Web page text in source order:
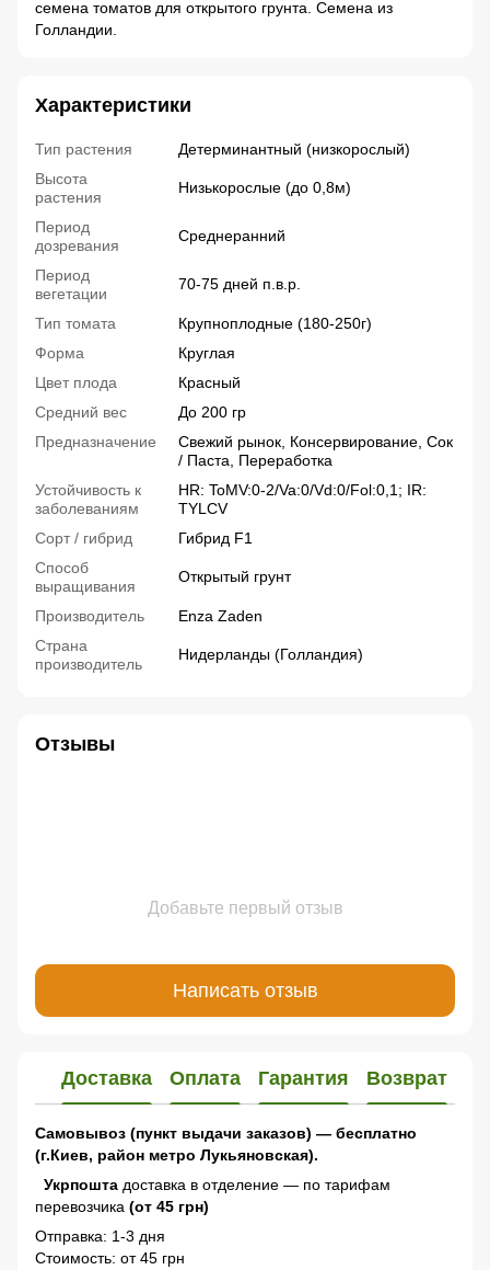
семена томатов для открытого грунта. Семена из
Голландии.
Характеристики
Тип растения
Детерминантный (низкорослый)
Высота
растения
Низькорослые (до 0,8м)
Период
дозревания
Среднеранний
Период
вегетации
70-75 дней п.в.р.
Тип томата
Крупноплодные (180-250г)
Форма
Круглая
Цвет плода
Красный
Средний вес
До 200 гр
Предназначение
Свежий рынок, Консервирование, Сок
/ Паста, Переработка
Устойчивость к
заболеваниям
HR: ToMV:0-2/Va:0/Vd:0/Fol:0,1; IR:
TYLCV
Сорт / гибрид
Гибрид F1
Способ
выращивания
Открытый грунт
Производитель
Enza Zaden
Страна
производитель
Нидерланды (Голландия)
Отзывы
Добавьте первый отзыв
Написать отзыв
Доставка Оплата Гарантия Возврат
Самовывоз (пункт выдачи заказов) — бесплатно
(г.Киев, район метро Лукьяновская).
Укрпошта доставка в отделение — по тарифам
перевозчика (от 45 грн)
Отправка: 1-3 дня
Стоимость: от 45 грн